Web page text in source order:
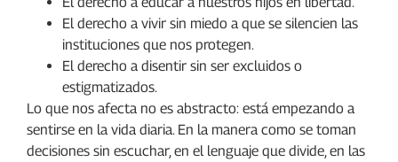
El derecho a vivir sin miedo a que se silencien las
instituciones que nos protegen.
El derecho a disentir sin ser excluidos o
estigmatizados.
Lo que nos afecta no es abstracto: está empezando a
sentirse en la vida diaria. En la manera como se toman
decisiones sin escuchar, en el lenguaje que divide, en las